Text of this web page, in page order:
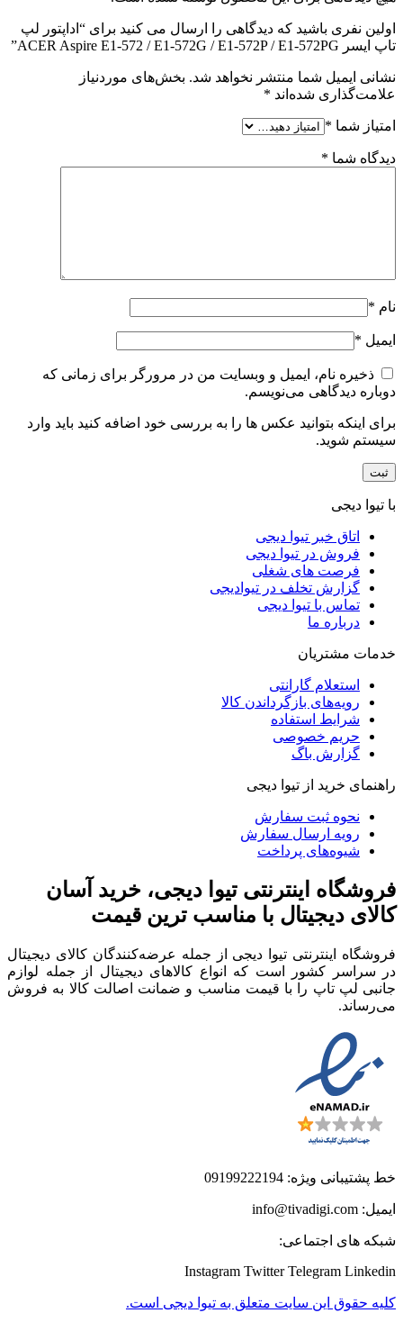
اولین نفری باشید که دیدگاهی را ارسال می کنید برای “اداپتور لپ
تاپ ایسر ACER Aspire E1-572 / E1-572G / E1-572P / E1-572PG”
نشانی ایمیل شما منتشر نخواهد شد. بخش‌های موردنیاز
علامت‌گذاری شده‌اند *
امتیاز شما *
دیدگاه شما *
نام *
ایمیل *
ذخیره نام، ایمیل و وبسایت من در مرورگر برای زمانی که
دوباره دیدگاهی می‌نویسم.
برای اینکه بتوانید عکس ها را به بررسی خود اضافه کنید باید وارد
سیستم شوید.
با تیوا دیجی
اتاق خبر تیوا دیجی
فروش در تیوا دیجی
فرصت های شغلی
گزارش تخلف در تیوادیجی
تماس با تیوا دیجی
درباره ما
خدمات مشتریان
استعلام گارانتی
رویه‌های بازگرداندن کالا
شرایط استفاده
حریم خصوصی
گزارش باگ
راهنمای خرید از تیوا دیجی
نحوه ثبت سفارش
رویه ارسال سفارش
شیوه‌های پرداخت
فروشگاه اینترنتی تیوا دیجی، خرید آسان
کالای دیجیتال با مناسب ترین قیمت
فروشگاه اینترنتی تیوا دیجی از جمله عرضه‌کنندگان کالای دیجیتال
در سراسر کشور است که انواع کالاهای دیجیتال از جمله لوازم
جانبی لپ تاپ را با قیمت مناسب و ضمانت اصالت کالا به فروش
می‌رساند.
خط پشتیبانی ویژه: 09199222194
ایمیل: info@tivadigi.com
شبکه های اجتماعی:
Instagram Twitter Telegram Linkedin
کلیه حقوق این سایت متعلق به تیوا دیجی است.